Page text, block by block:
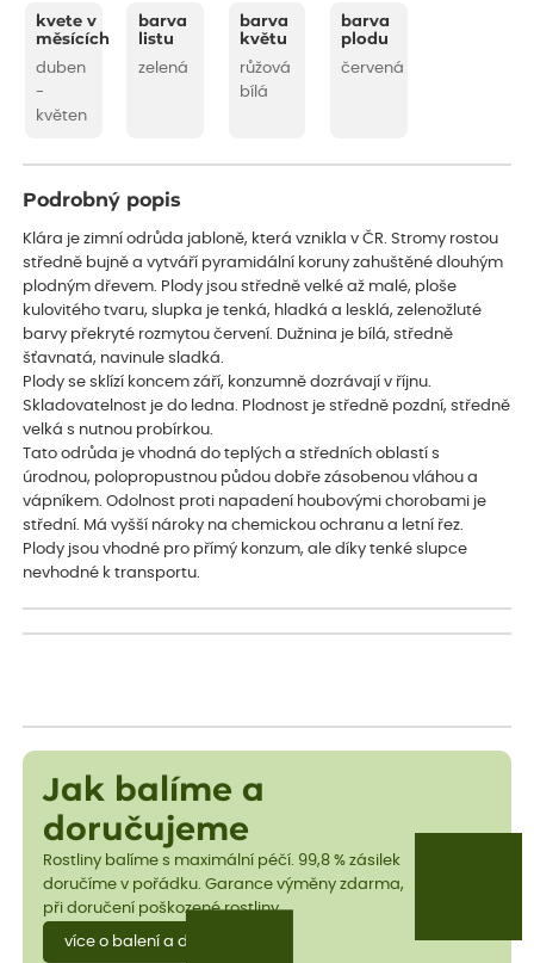
kvete v
měsících
duben
-
květen
barva
listu
zelená
barva
květu
růžová
bílá
barva
plodu
červená
Podrobný popis
Klára je zimní odrůda jabloně, která vznikla v ČR. Stromy rostou
středně bujně a vytváří pyramidální koruny zahuštěné dlouhým
plodným dřevem. Plody jsou středně velké až malé, ploše
kulovitého tvaru, slupka je tenká, hladká a lesklá, zelenožluté
barvy překryté rozmytou červení. Dužnina je bílá, středně
šťavnatá, navinule sladká.
Plody se sklízí koncem září, konzumně dozrávají v říjnu.
Skladovatelnost je do ledna. Plodnost je středně pozdní, středně
velká s nutnou probírkou.
Tato odrůda je vhodná do teplých a středních oblastí s
úrodnou, polopropustnou půdou dobře zásobenou vláhou a
vápníkem. Odolnost proti napadení houbovými chorobami je
střední. Má vyšší nároky na chemickou ochranu a letní řez.
Plody jsou vhodné pro přímý konzum, ale díky tenké slupce
nevhodné k transportu.
Jak balíme a
doručujeme
Rostliny balíme s maximální péčí. 99,8 % zásilek
doručíme v pořádku. Garance výměny zdarma,
při doručení poškozené rostliny.
více o balení a dopravě